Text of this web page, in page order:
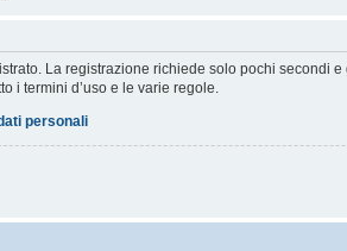
La registrazione richiede solo pochi secondi
i termini d’uso e le varie regole.
personali